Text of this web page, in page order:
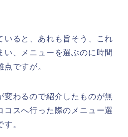
いると、あれも旨そう、これ
い、メニューを選ぶのに時間
ですが。
変わるので紹介したものが無
コスへ行った際のメニュー選
。